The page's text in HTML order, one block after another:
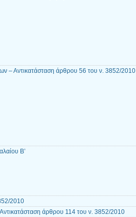
– Αντικατάσταση άρθρου 56 του ν. 3852/2010
Β’
2010
άρθρου 114 του ν. 3852/2010